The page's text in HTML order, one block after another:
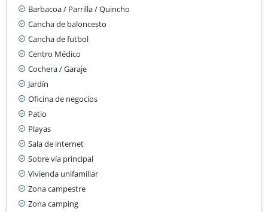
Barbacoa / Parrilla / Quincho
Cancha de baloncesto
Cancha de futbol
Centro Médico
Cochera / Garaje
Jardín
Oficina de negocios
Patio
Playas
Sala de internet
Sobre vía principal
Vivienda unifamiliar
Zona campestre
Zona camping